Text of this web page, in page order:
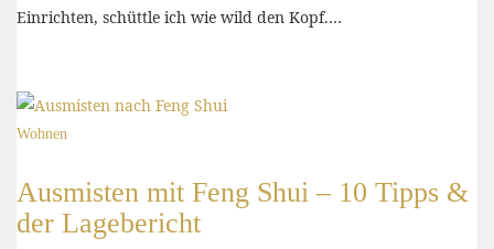
Einrichten, schüttle ich wie wild den Kopf.…
Wohnen
Ausmisten mit Feng Shui – 10 Tipps &
der Lagebericht